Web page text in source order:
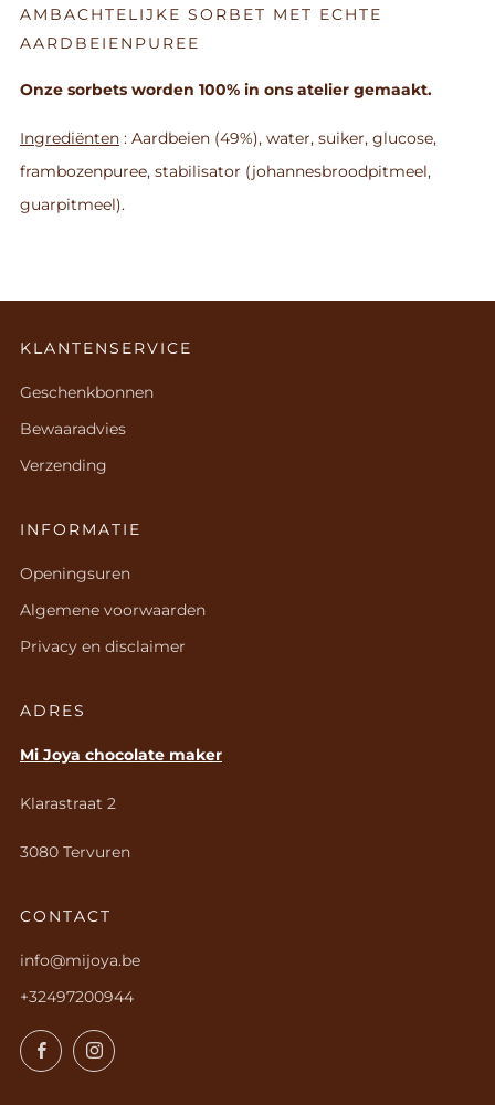
AMBACHTELIJKE SORBET MET ECHTE
AARDBEIENPUREE
Onze sorbets worden 100% in ons atelier gemaakt.
Ingrediënten : Aardbeien (49%), water, suiker, glucose,
frambozenpuree, stabilisator (johannesbroodpitmeel,
guarpitmeel).
KLANTENSERVICE
Geschenkbonnen
Bewaaradvies
Verzending
INFORMATIE
Openingsuren
Algemene voorwaarden
Privacy en disclaimer
ADRES
Mi Joya chocolate maker
Klarastraat 2
3080 Tervuren
CONTACT
info@mijoya.be
+32497200944
FacebookInstagram